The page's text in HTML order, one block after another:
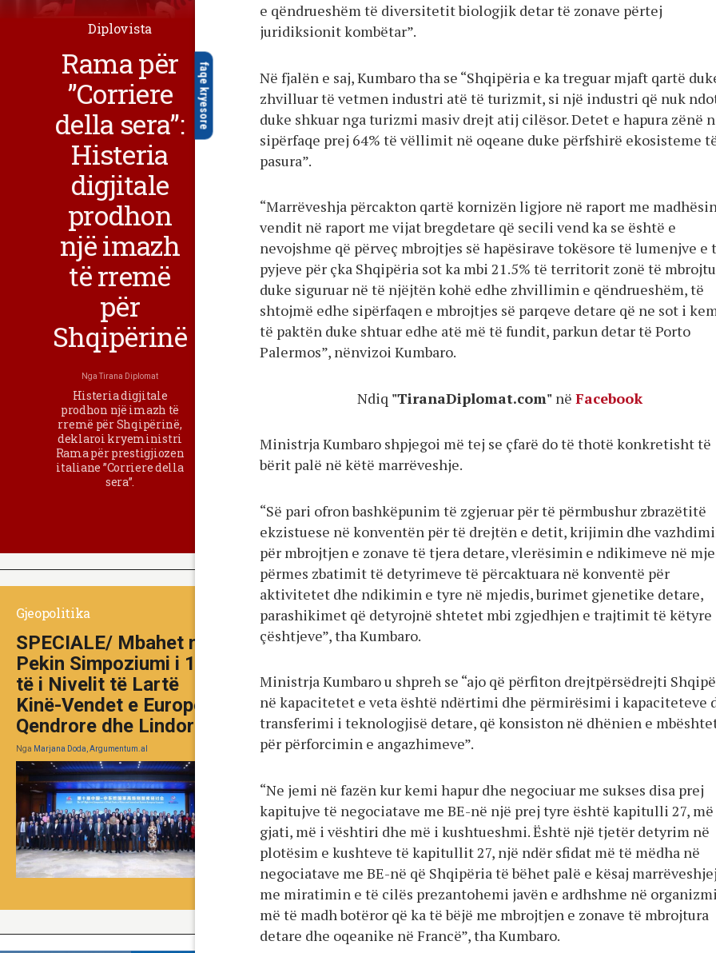
faqe kryesore
e qëndrueshëm të diversitetit biologjik detar të zonave përtej
juridiksionit kombëtar”.
Në fjalën e saj, Kumbaro tha se “Shqipëria e ka treguar mjaft qartë
zhvilluar të vetmen industri atë të turizmit, si një industri që nuk
duke shkuar nga turizmi masiv drejt atij cilësor. Detet e hapura zënë
sipërfaqe prej 64% të vëllimit në oqeane duke përfshirë ekosisteme
pasura”.
“Marrëveshja përcakton qartë kornizën ligjore në raport me
vendit në raport me vijat bregdetare që secili vend ka se është e
nevojshme që përveç mbrojtjes së hapësirave tokësore të lumenjve e
pyjeve për çka Shqipëria sot ka mbi 21.5% të territorit zonë të
duke siguruar në të njëjtën kohë edhe zhvillimin e qëndrueshëm, të
shtojmë edhe sipërfaqen e mbrojtjes së parqeve detare që ne sot i
të paktën duke shtuar edhe atë më të fundit, parkun detar të Porto
Palermos”, nënvizoi Kumbaro.
Ndiq "TiranaDiplomat.com" në Facebook
Ministrja Kumbaro shpjegoi më tej se çfarë do të thotë konkretisht të
bërit palë në këtë marrëveshje.
“Së pari ofron bashkëpunim të zgjeruar për të përmbushur zbrazëtitë
ekzistuese në konventën për të drejtën e detit, krijimin dhe
për mbrojtjen e zonave të tjera detare, vlerësimin e ndikimeve në
përmes zbatimit të detyrimeve të përcaktuara në konventë për
aktivitetet dhe ndikimin e tyre në mjedis, burimet gjenetike detare,
parashikimet që detyrojnë shtetet mbi zgjedhjen e trajtimit të këtyre
çështjeve”, tha Kumbaro.
Ministrja Kumbaro u shpreh se “ajo që përfiton drejtpërsëdrejti
në kapacitetet e veta është ndërtimi dhe përmirësimi i kapaciteteve
transferimi i teknologjisë detare, që konsiston në dhënien e
për përforcimin e angazhimeve”.
“Ne jemi në fazën kur kemi hapur dhe negociuar me sukses disa prej
kapitujve të negociatave me BE-në një prej tyre është kapitulli 27, më
gjati, më i vështiri dhe më i kushtueshmi. Është një tjetër detyrim në
plotësim e kushteve të kapitullit 27, një ndër sfidat më të mëdha në
negociatave me BE-në që Shqipëria të bëhet palë e kësaj
me miratimin e të cilës prezantohemi javën e ardhshme në
më të madh botëror që ka të bëjë me mbrojtjen e zonave të mbrojtura
detare dhe oqeanike në Francë”, tha Kumbaro.
Diplovista
Rama për
”Corriere
della sera”:
Histeria
digjitale
prodhon
një imazh
të rremë
për
Shqipërinë
NgaTirana Diplomat
Histeria digjitale
prodhon një imazh të
rremë për Shqipërinë,
deklaroi kryeministri
Rama për prestigjiozen
italiane ”Corriere della
sera”.
Gjeopolitika
SPECIALE/ Mbahet në
Pekin Simpoziumi i 10-
të i Nivelit të Lartë
Kinë-Vendet e Europës
Qendrore dhe Lindore
Nga Marjana Doda, Argumentum.al